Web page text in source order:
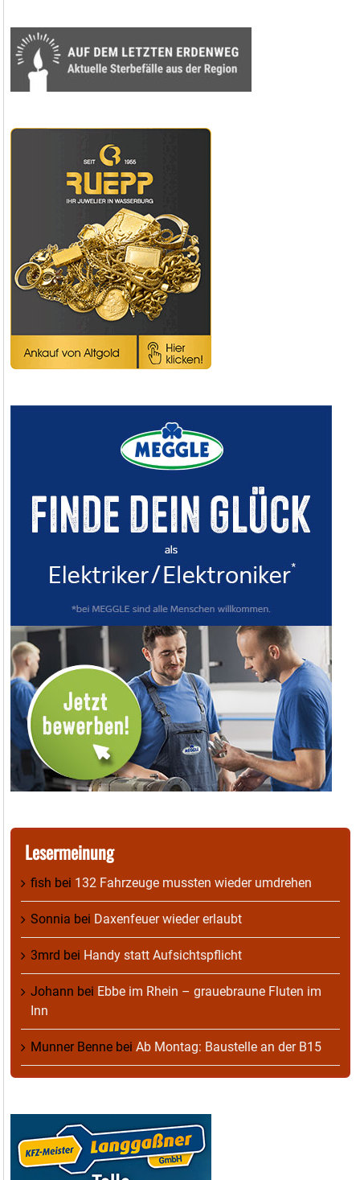
Lesermeinung
fish bei 132 Fahrzeuge mussten wieder umdrehen
Sonnia bei Daxenfeuer wieder erlaubt
3mrd bei Handy statt Aufsichtspflicht
Johann bei Ebbe im Rhein – grauebraune Fluten im
Inn
Munner Benne bei Ab Montag: Baustelle an der B15